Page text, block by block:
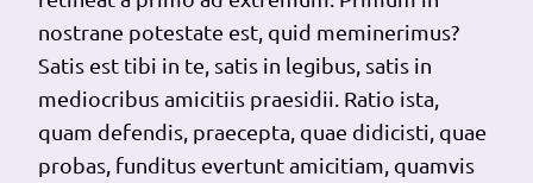
nostrane potestate est, quid meminerimus?
Satis est tibi in te, satis in legibus, satis in
mediocribus amicitiis praesidii. Ratio ista,
quam defendis, praecepta, quae didicisti, quae
probas, funditus evertunt amicitiam, quamvis